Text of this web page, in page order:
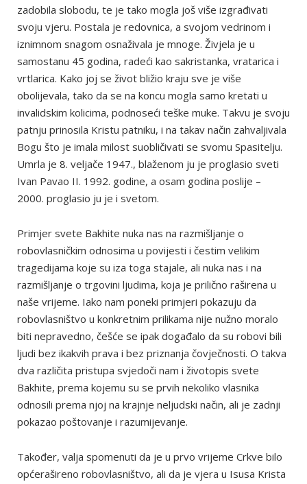
zadobila slobodu, te je tako mogla još više izgrađivati
svoju vjeru. Postala je redovnica, a svojom vedrinom i
iznimnom snagom osnaživala je mnoge. Živjela je u
samostanu 45 godina, radeći kao sakristanka, vratarica i
vrtlarica. Kako joj se život bližio kraju sve je više
obolijevala, tako da se na koncu mogla samo kretati u
invalidskim kolicima, podnoseći teške muke. Takvu je svoju
patnju prinosila Kristu patniku, i na takav način zahvaljivala
Bogu što je imala milost suobličivati se svomu Spasitelju.
Umrla je 8. veljače 1947., blaženom ju je proglasio sveti
Ivan Pavao II. 1992. godine, a osam godina poslije –
2000. proglasio ju je i svetom.
Primjer svete Bakhite nuka nas na razmišljanje o
robovlasničkim odnosima u povijesti i čestim velikim
tragedijama koje su iza toga stajale, ali nuka nas i na
razmišljanje o trgovini ljudima, koja je prilično raširena u
naše vrijeme. Iako nam poneki primjeri pokazuju da
robovlasništvo u konkretnim prilikama nije nužno moralo
biti nepravedno, češće se ipak događalo da su robovi bili
ljudi bez ikakvih prava i bez priznanja čovječnosti. O takva
dva različita pristupa svjedoči nam i životopis svete
Bakhite, prema kojemu su se prvih nekoliko vlasnika
odnosili prema njoj na krajnje neljudski način, ali je zadnji
pokazao poštovanje i razumijevanje.
Također, valja spomenuti da je u prvo vrijeme Crkve bilo
općerašireno robovlasništvo, ali da je vjera u Isusa Krista